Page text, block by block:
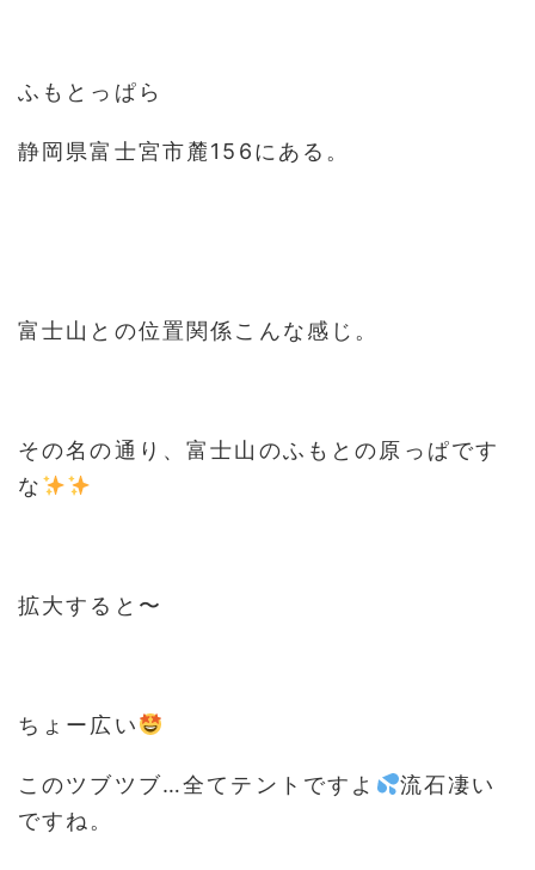
ふもとっぱら
静岡県富士宮市麓156にある。
富士山との位置関係こんな感じ。
その名の通り、富士山のふもとの原っぱです
な
拡大すると〜
ちょー広い
このツブツブ…全てテントですよ
流石凄い
ですね。